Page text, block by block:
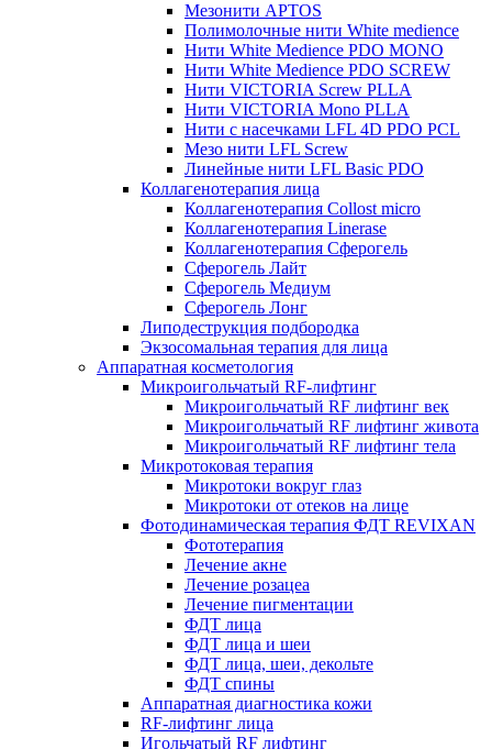
Мезонити APTOS
Полимолочные нити White medience
Нити White Medience PDO MONO
Нити White Medience PDO SCREW
Нити VICTORIA Screw PLLA
Нити VICTORIA Mono PLLA
Нити с насечками LFL 4D PDO PCL
Мезо нити LFL Screw
Линейные нити LFL Basic PDO
Коллагенотерапия лица
Коллагенотерапия Collost micro
Коллагенотерапия Linerase
Коллагенотерапия Сферогель
Сферогель Лайт
Сферогель Медиум
Сферогель Лонг
Липодеструкция подбородка
Экзосомальная терапия для лица
Аппаратная косметология
Микроигольчатый RF-лифтинг
Микроигольчатый RF лифтинг век
Микроигольчатый RF лифтинг живота
Микроигольчатый RF лифтинг тела
Микротоковая терапия
Микротоки вокруг глаз
Микротоки от отеков на лице
Фотодинамическая терапия ФДТ REVIXAN
Фототерапия
Лечение акне
Лечение розацеа
Лечение пигментации
ФДТ лица
ФДТ лица и шеи
ФДТ лица, шеи, декольте
ФДТ спины
Аппаратная диагностика кожи
RF-лифтинг лица
Игольчатый RF лифтинг